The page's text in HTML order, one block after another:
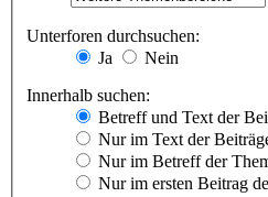
Unterforen durchsuchen:
Ja
Nein
Innerhalb suchen:
Betreff und Text der
Nur im Text der
Nur im Betreff der
Nur im ersten Beitrag